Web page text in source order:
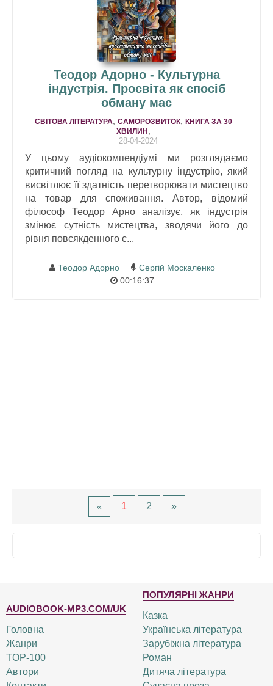
Теодор Адорно - Культурна
індустрія. Просвіта як спосіб
обману мас
СВІТОВА ЛІТЕРАТУРА, САМОРОЗВИТОК, КНИГА ЗА 30
ХВИЛИН ,
28-04-2024
У цьому аудіокомпендіумі ми розглядаємо
критичний погляд на культурну індустрію, який
висвітлює її здатність перетворювати мистецтво
на товар для споживання. Автор, відомий
філософ Теодор Арно аналізує, як індустрія
змінює сутність мистецтва, зводячи його до
рівня повсякденного с...
Теодор Адорно
Сергій Москаленко
00:16:37
« 1 2 »
AUDIOBOOK-MP3.COM/UK
Головна
Жанри
TOP-100
Автори
ПОПУЛЯРНІ ЖАНРИ
Казка
Українська література
Зарубіжна література
Роман
Дитяча література